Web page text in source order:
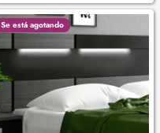
Se está agotando